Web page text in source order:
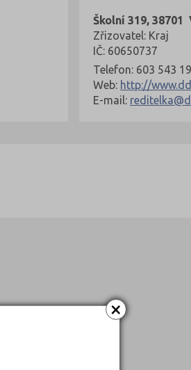
×
Školní 319, 38701
Zřizovatel: Kraj
IČ: 60650737
Telefon: 603 543
Web: http://
E-mail: